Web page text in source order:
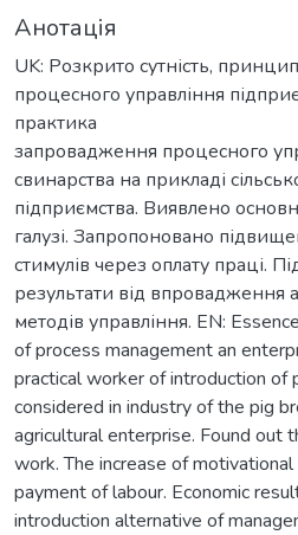
Анотація
UK: Розкрито сутність,
процесного управління
практика
запровадження процесного
свинарства на прикладі
підприємства. Виявлено
галузі. Запропоновано
стимулів через оплату праці.
результати від впровадження
методів управління. EN:
of process management an
practical worker of introduction of
considered in industry of the pig
agricultural enterprise. Found out
work. The increase of
payment of labour. Economic
introduction alternative of